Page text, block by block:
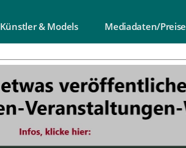
Künstler & Models Mediadaten/Preise